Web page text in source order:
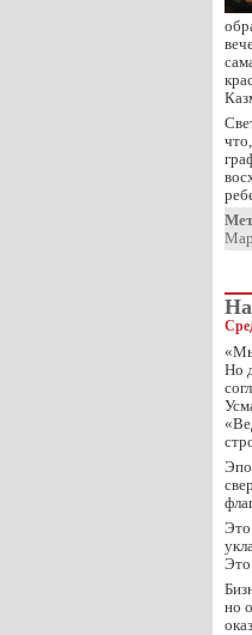
На
«Мы
Но
Это
Это
но